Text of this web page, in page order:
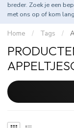
breder. Zoek je een
met ons op of kom
Home / Tags /